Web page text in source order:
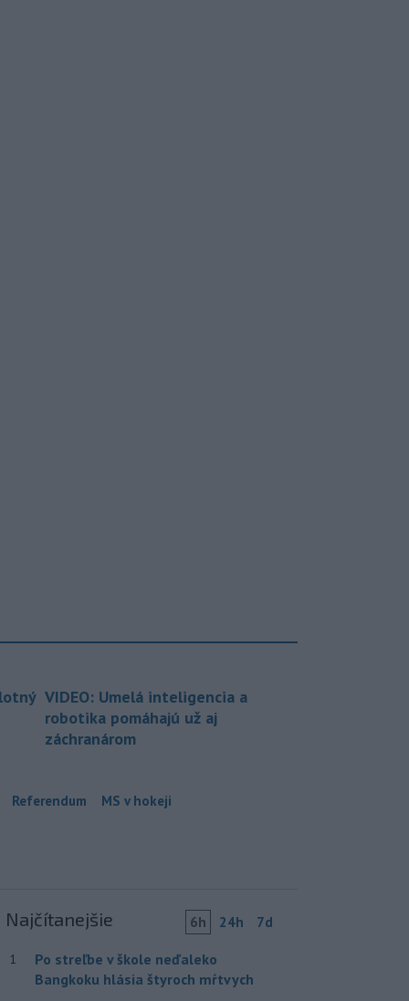
VIDEO: Umelá inteligencia a
robotika pomáhajú už aj
záchranárom
Referendum MS v hokeji
Najčítanejšie 6h 24h 7d
1
Po streľbe v škole neďaleko
Bangkoku hlásia štyroch mŕtvych